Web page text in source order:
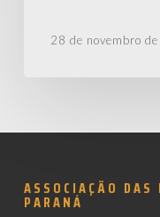
Pela28 de novembro
ASSOCIAÇÃO DAS
PARANÁ